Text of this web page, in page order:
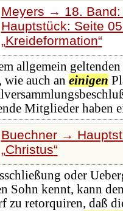
Meyers → 18.
Hauptstück: Seite
Kreideformation
allgemein
wie auch an einigen
Mitglieder haben
Buechner →
Christus
oder
Sohn kennt, kann
zu retorquiren, daß